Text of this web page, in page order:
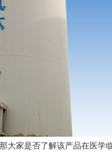
大家是否了解该产品在医学